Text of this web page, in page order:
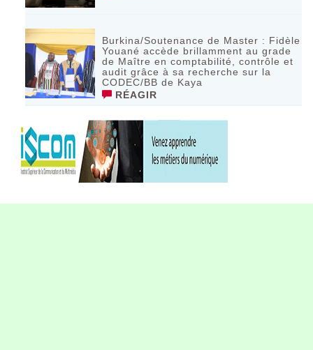
Burkina/Soutenance de Master : Fidèle
Youané accède brillamment au grade
de Maître en comptabilité, contrôle et
audit grâce à sa recherche sur la
CODEC/BB de Kaya
RÉAGIR